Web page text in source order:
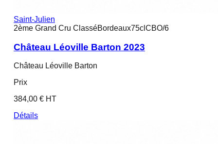
Saint-Julien
2ème Grand Cru ClasséBordeaux75cl CBO/6
Château Léoville Barton 2023
Château Léoville Barton
Prix
384,00 € HT
Détails